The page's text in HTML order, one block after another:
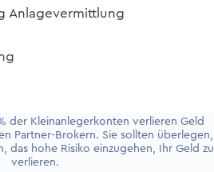
der Kleinanlegerkonten verlieren Geld
Partner-Brokern. Sie sollten überlegen,
das hohe Risiko einzugehen, Ihr Geld zu
verlieren.
Anlagevermittlung